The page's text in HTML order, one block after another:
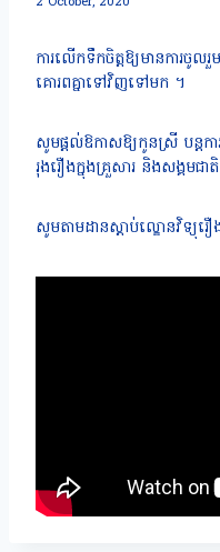
ការលើកទឹកចិត្តឱ្យមានការចូល
គោរពគ្នាទៅវិញទៅមក ។
សូមផ្តល់ឱកាសឱ្យកូនស្រី បន្តក
រុងរឿងក្នុងគ្រួសារ និងសង្គមជា
សូមតាមដានស្តាប់ល្ខោនវិទ្យុ